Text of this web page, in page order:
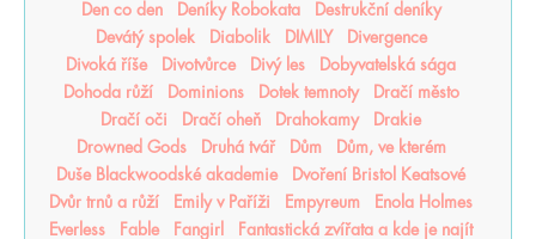
Den co den
Deníky Robokata
Destrukční deníky
Devátý spolek
Diabolik DIMILY
Divergence
Divoká říše
Divotvůrce Divý les
Dobyvatelská sága
Dohoda růží
Dominions Dotek temnoty
Dračí město
Dračí oči
Dračí oheň Drahokamy
Drakie
Drowned Gods
Druhá tvář Dům
Dům, ve kterém
Duše Blackwoodské akademie
Dvoření Bristol Keatsové
Dvůr trnů a růží
Emily v Paříži Empyreum
Enola Holmes
Everless
Fable Fangirl
Fantastická zvířata a kde je najít